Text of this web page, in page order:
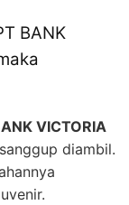
BANK
VICTORIA
diambil.